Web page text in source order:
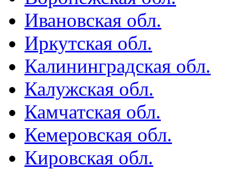
Ивановская обл.
Иркутская обл.
Калининградская обл.
Калужская обл.
Камчатская обл.
Кемеровская обл.
Кировская обл.